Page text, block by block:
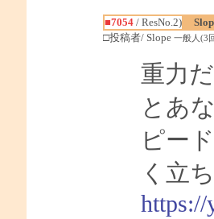
■7054/ ResNo.2)
□投稿者/ Slope 一般人(3
重力
とあ
ピー
く立
https://